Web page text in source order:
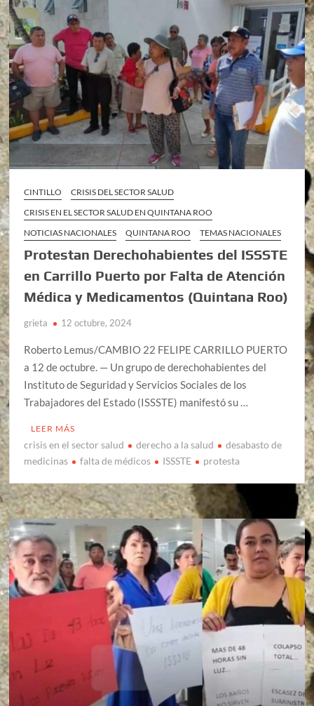
CINTILLO
CRISIS DEL SECTOR SALUD
CRISIS EN EL SECTOR SALUD EN QUINTANA ROO
NOTICIAS NACIONALES
QUINTANA ROO TEMAS NACIONALES
Protestan Derechohabientes del ISSSTE
en Carrillo Puerto por Falta de Atención
Médica y Medicamentos (Quintana Roo)
grieta 12 octubre, 2024
Roberto Lemus/CAMBIO 22 FELIPE CARRILLO PUERTO
a 12 de octubre. — Un grupo de derechohabientes del
Instituto de Seguridad y Servicios Sociales de los
Trabajadores del Estado (ISSSTE) manifestó su …
LEER MÁS
crisis en el sector salud derecho a la salud
desabasto de
medicinas
falta de médicos ISSSTE protesta